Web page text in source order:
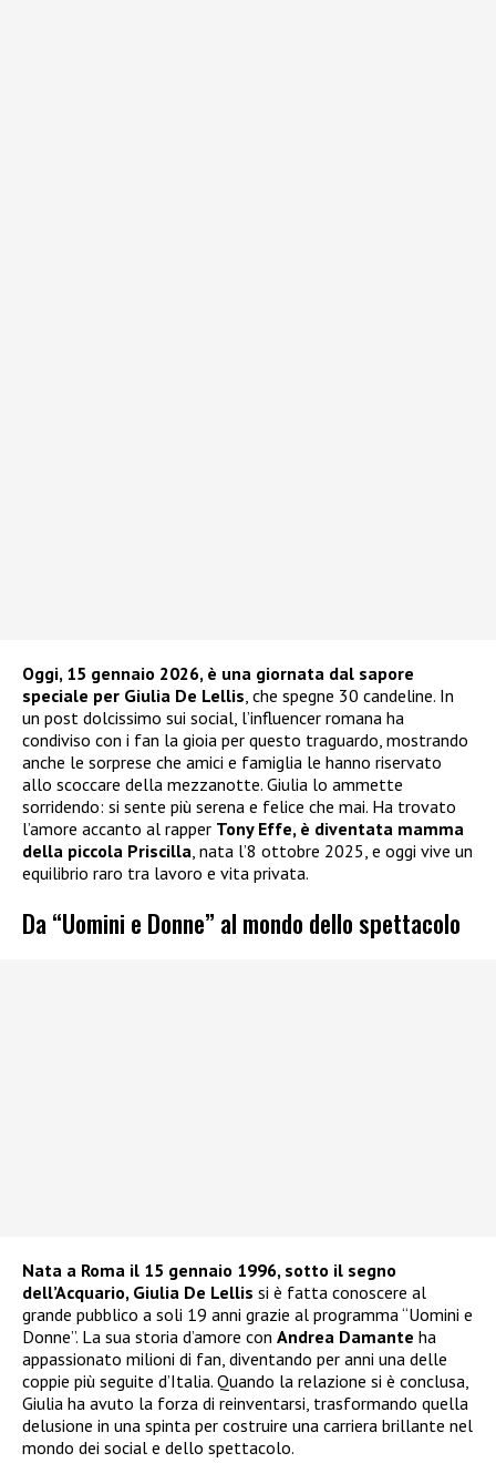
Oggi, 15 gennaio 2026, è una giornata dal sapore
speciale per Giulia De Lellis , che spegne 30 candeline. In
un post dolcissimo sui social, l’influencer romana ha
condiviso con i fan la gioia per questo traguardo, mostrando
anche le sorprese che amici e famiglia le hanno riservato
allo scoccare della mezzanotte. Giulia lo ammette
sorridendo: si sente più serena e felice che mai. Ha trovato
l’amore accanto al rapper Tony Effe, è diventata mamma
della piccola Priscilla , nata l’8 ottobre 2025, e oggi vive un
equilibrio raro tra lavoro e vita privata.
Da “Uomini e Donne” al mondo dello spettacolo
Nata a Roma il 15 gennaio 1996, sotto il segno
dell’Acquario, Giulia De Lellis si è fatta conoscere al
grande pubblico a soli 19 anni grazie al programma “Uomini e
Donne”. La sua storia d’amore con Andrea Damante ha
appassionato milioni di fan, diventando per anni una delle
coppie più seguite d’Italia. Quando la relazione si è conclusa,
Giulia ha avuto la forza di reinventarsi, trasformando quella
delusione in una spinta per costruire una carriera brillante nel
mondo dei social e dello spettacolo.